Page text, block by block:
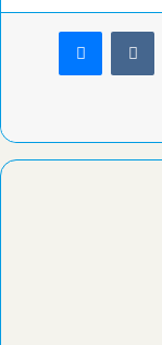
ماسنجر